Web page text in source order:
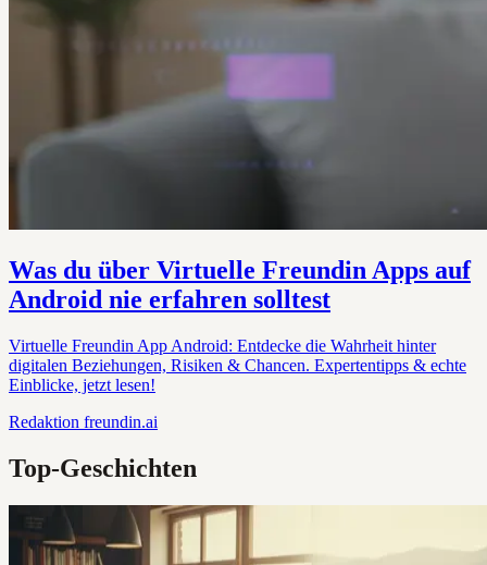
Was du über Virtuelle Freundin Apps auf
Android nie erfahren solltest
Virtuelle Freundin App Android: Entdecke die Wahrheit hinter
digitalen Beziehungen, Risiken & Chancen. Expertentipps & echte
Einblicke, jetzt lesen!
Redaktion freundin.ai
Top-Geschichten